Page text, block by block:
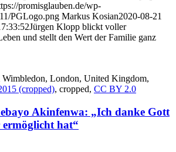
promisglauben.de/wp-
PGLogo.png Markus Kosian2020-08-21
Jürgen Klopp blickt voller
und stellt den Wert der Familie ganz
Wimbledon, London, United Kingdom,
(cropped), cropped, CC BY 2.0
Akinfenwa: „Ich danke Gott
hat“